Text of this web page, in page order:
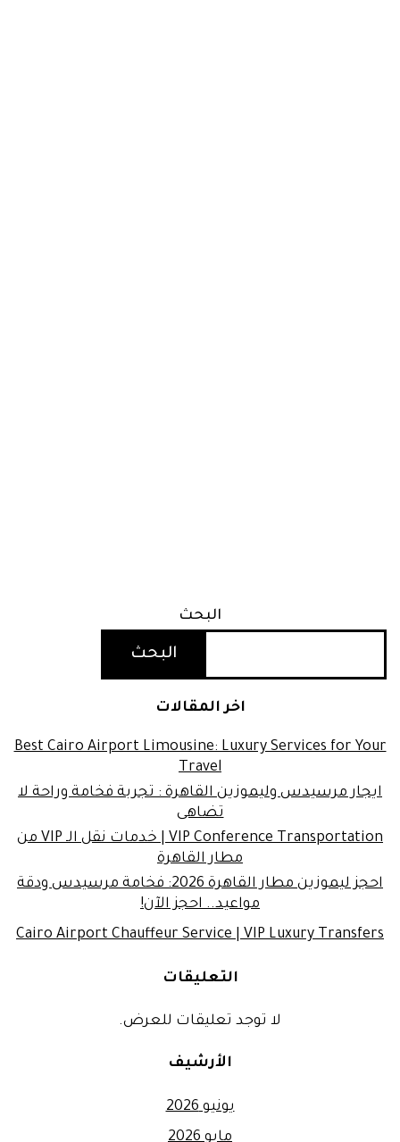
البحث
البحث
اخر المقالات
Best Cairo Airport Limousine: Luxury Services for Your
Travel
ايجار مرسيدس وليموزين القاهرة : تجربة فخامة وراحة لا
تضاهى
VIP Conference Transportation | خدمات نقل الـ VIP من
مطار القاهرة
احجز ليموزين مطار القاهرة 2026: فخامة مرسيدس ودقة
مواعيد.. احجز الآن!
Cairo Airport Chauffeur Service | VIP Luxury Transfers
التعليقات
لا توجد تعليقات للعرض.
الأرشيف
يونيو 2026
مايو 2026